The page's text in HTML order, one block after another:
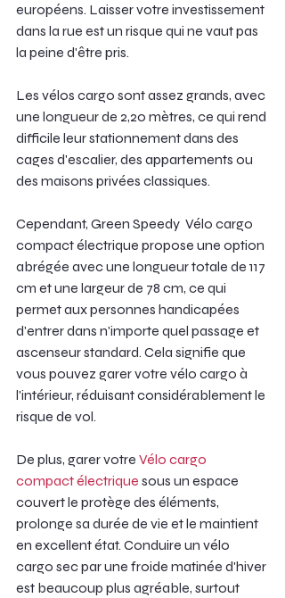
européens. Laisser votre investissement
dans la rue est un risque qui ne vaut pas
la peine d'être pris.
Les vélos cargo sont assez grands, avec
une longueur de 2,20 mètres, ce qui rend
difficile leur stationnement dans des
cages d'escalier, des appartements ou
des maisons privées classiques.
Cependant, Green Speedy  Vélo cargo
compact électrique propose une option
abrégée avec une longueur totale de 117
cm et une largeur de 78 cm, ce qui
permet aux personnes handicapées
d'entrer dans n'importe quel passage et
ascenseur standard. Cela signifie que
vous pouvez garer votre vélo cargo à
l'intérieur, réduisant considérablement le
risque de vol.
De plus, garer votre Vélo cargo
compact électrique sous un espace
couvert le protège des éléments,
prolonge sa durée de vie et le maintient
en excellent état. Conduire un vélo
cargo sec par une froide matinée d'hiver
est beaucoup plus agréable, surtout